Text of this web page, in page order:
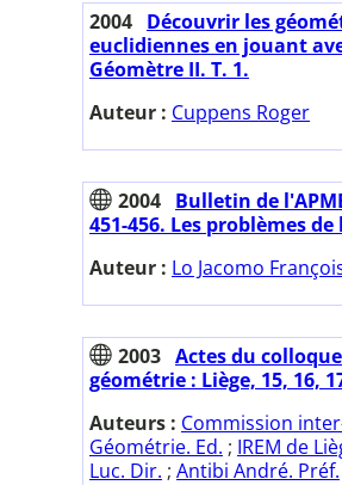
2004 Découvrir les
euclidiennes en jouant
Géomètre II. T. 1.
Auteur : Cuppens Roger
2004 Bulletin de
451-456. Les problèmes de
Auteur : Lo Jacomo
2003 Actes du
géométrie : Liège, 15, 16,
Auteurs : Commission
Géométrie. Ed. ; IREM de
Luc. Dir. ; Antibi André. Préf.